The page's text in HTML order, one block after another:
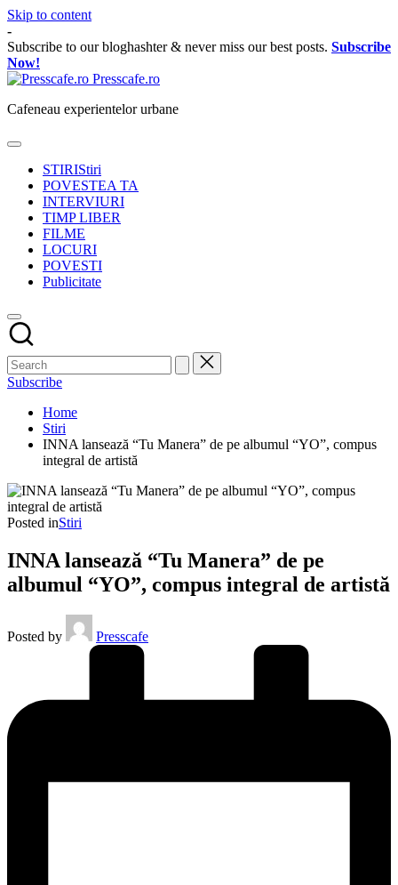
Skip to content
-
Subscribe to our bloghashter & never miss our best posts. Subscribe
Now!
Presscafe.ro
Cafeneau experientelor urbane
STIRIStiri
POVESTEA TA
INTERVIURI
TIMP LIBER
FILME
LOCURI
POVESTI
Publicitate
Subscribe
Home
Stiri
INNA lansează “Tu Manera” de pe albumul “YO”, compus
integral de artistă
Posted inStiri
INNA lansează “Tu Manera” de pe
albumul “YO”, compus integral de artistă
Posted by Presscafe